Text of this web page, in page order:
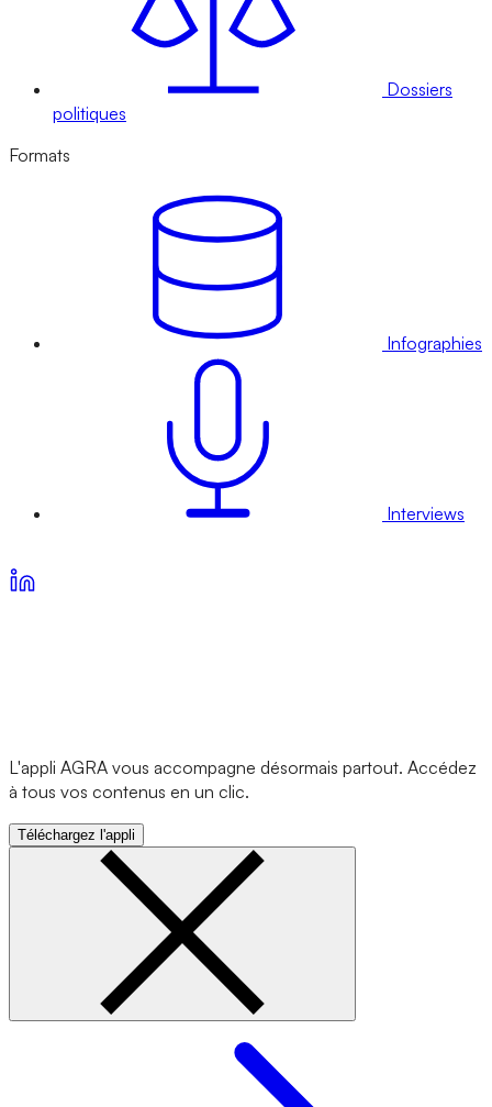
Dossiers
politiques
Formats
Infographies
Interviews
L'appli AGRA vous accompagne désormais partout. Accédez
à tous vos contenus en un clic.
Téléchargez l'appli